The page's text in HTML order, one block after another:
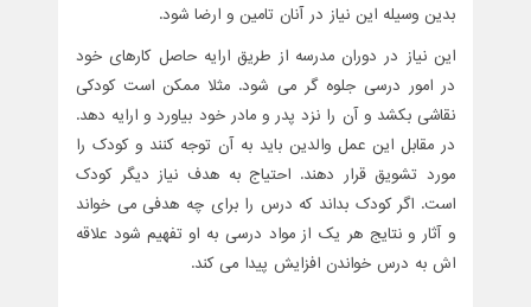
بدین وسیله این نیاز در آنان تامین و ارضا شود.
این نیاز در دوران مدرسه از طریق ارایه حاصل کارهای خود
در امور درسی جلوه گر می شود. مثلا ممکن است کودکی
نقاشی بکشد و آن را نزد پدر و مادر خود بیاورد و ارایه دهد.
در مقابل این عمل والدین باید به آن توجه کنند و کودک را
مورد تشویق قرار دهند. احتیاج به هدف نیاز دیگر کودک
است. اگر کودک بداند که درس را برای چه هدفی می خواند
و آثار و نتایج هر یک از مواد درسی به او تفهیم شود علاقه
اش به درس خواندن افزایش پیدا می کند.